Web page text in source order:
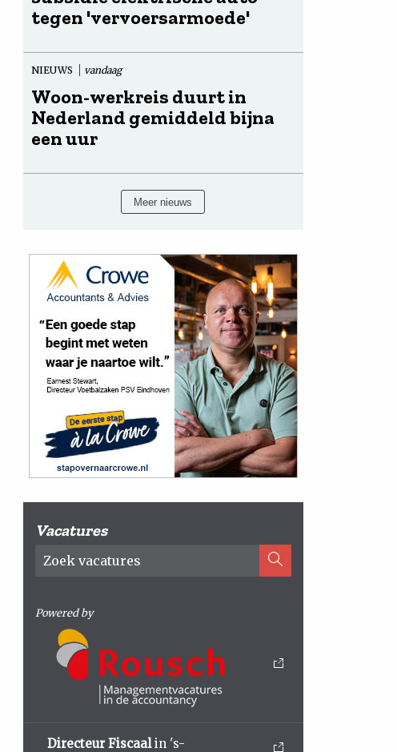
tegen 'vervoersarmoede'
NIEUWS vandaag
Woon-werkreis duurt in
Nederland gemiddeld bijna
een uur
Meer nieuws
Vacatures
Powered by
Directeur Fiscaalin 's-